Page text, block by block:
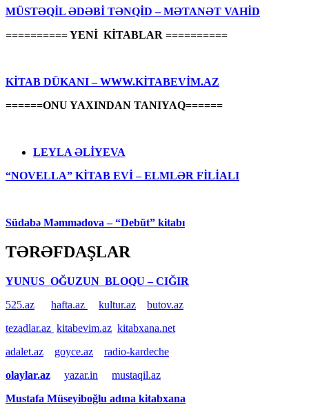
MÜSTƏQİL ƏDƏBİ TƏNQİD – MƏTANƏT VAHİD
========== YENİ KİTABLAR ==========
KİTAB DÜKANI – WWW.KİTABEVİM.AZ
======ONU YAXINDAN TANIYAQ======
LEYLA ƏLİYEVA
“NOVELLA” KİTAB EVİ – ELMLƏR FİLİALI
Südabə Məmmədova – “Debüt” kitabı
TƏRƏFDAŞLAR
YUNUS OĞUZUN BLOQU – CIĞIR
525.az
hafta.az kultur.az
butov.az
tezadlar.az kitabevim.az kitabxana.net
adalet.az
goyce.az
radio-kardeche
olaylar.az
yazar.in
mustaqil.az
Mustafa Müseyiboğlu adına kitabxana